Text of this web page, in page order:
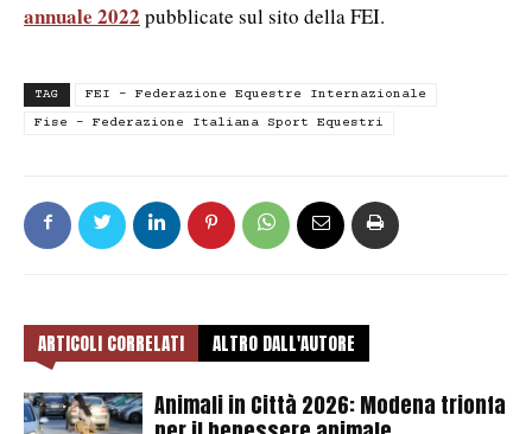
annuale 2022 pubblicate sul sito della FEI.
TAG
FEI - Federazione Equestre Internazionale
Fise - Federazione Italiana Sport Equestri
ARTICOLI CORRELATI ALTRO DALL'AUTORE
Animali in Città 2026: Modena trionfa